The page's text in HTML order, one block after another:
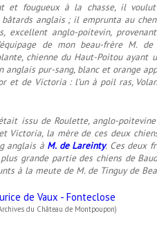
et fougueux à la chasse, il
anglais ; il emprunta au
excellent anglo-poitevin,
de mon beau-frère M. de
chienne du Haut-Poitou ayant
anglais pur-sang, blanc et orange
et de Victoria : l’un à poil ras,
issu de Roulette, anglo-
Victoria, la mère de ces deux
anglais à M. de Lareinty. Ces deux
grande partie des chiens de
à la meute de M. de Tinguy de
du Château de Montpoupon)